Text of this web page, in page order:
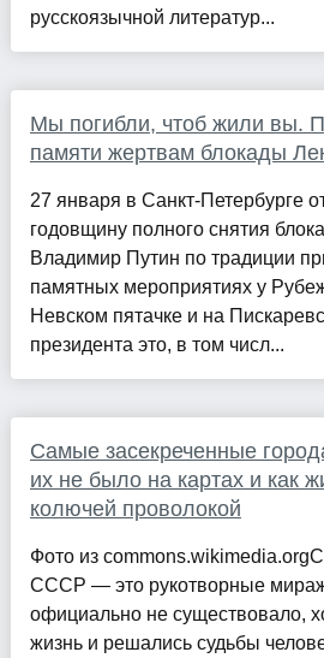
русскоязычной литератур...
Мы погибли, чтоб жили вы.
памяти жертвам блокады
27 января в Санкт-Петербурге
годовщину полного снятия
Владимир Путин по традиции
памятных мероприятиях у
Невском пятачке и на
президента это, в том числ...
Самые засекреченные
их не было на картах и как
колючей проволокой
Фото из
СССР — это рукотворные
официально не существовало,
жизнь и решались судьбы